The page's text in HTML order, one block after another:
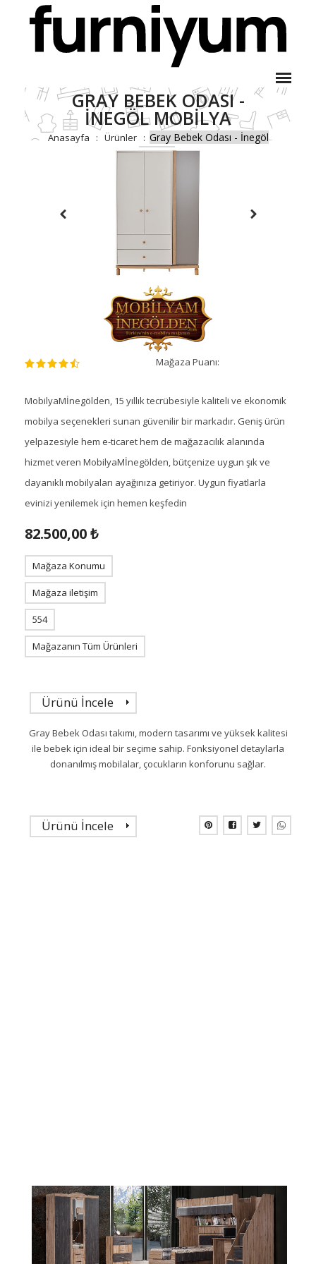
GRAY BEBEK ODASI -
İNEGÖL MOBILYA
Anasayfa Ürünler
Gray Bebek Odası - İnegöl
Mobilya
Mağaza Puanı:
MobilyaMİnegölden, 15 yıllık tecrübesiyle kaliteli ve ekonomik
mobilya seçenekleri sunan güvenilir bir markadır. Geniş ürün
yelpazesiyle hem e-ticaret hem de mağazacılık alanında
hizmet veren MobilyaMİnegölden, bütçenize uygun şık ve
dayanıklı mobilyaları ayağınıza getiriyor. Uygun fiyatlarla
evinizi yenilemek için hemen keşfedin
82.500,00 ₺
Mağaza Konumu
Mağaza iletişim
554
Mağazanın Tüm Ürünleri
Ürünü İncele
Gray Bebek Odası takımı, modern tasarımı ve yüksek kalitesi
ile bebek için ideal bir seçime sahip. Fonksiyonel detaylarla
donanılmış mobilalar, çocukların konforunu sağlar.
Ürünü İncele